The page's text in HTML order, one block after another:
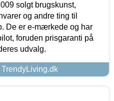
solgt brugskunst,
og andre ting til
De er e-mærkede og har
foruden prisgaranti på
udvalg.